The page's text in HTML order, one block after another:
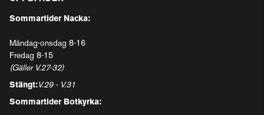
Sommartider Nacka:
Måndag-onsdag 8-16
Fredag 8-15
(Gäller V.27-32)
Stängt:V.29 - V.31
Sommartider Botkyrka: